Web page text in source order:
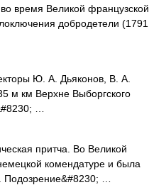
время Великой французской
добродетели (1791,
Ю. А. Дьяконов, В. А.
м км Верхне Выборгского
…
притча. Во Великой
комендатуре и была
Подозрение&#8230; …